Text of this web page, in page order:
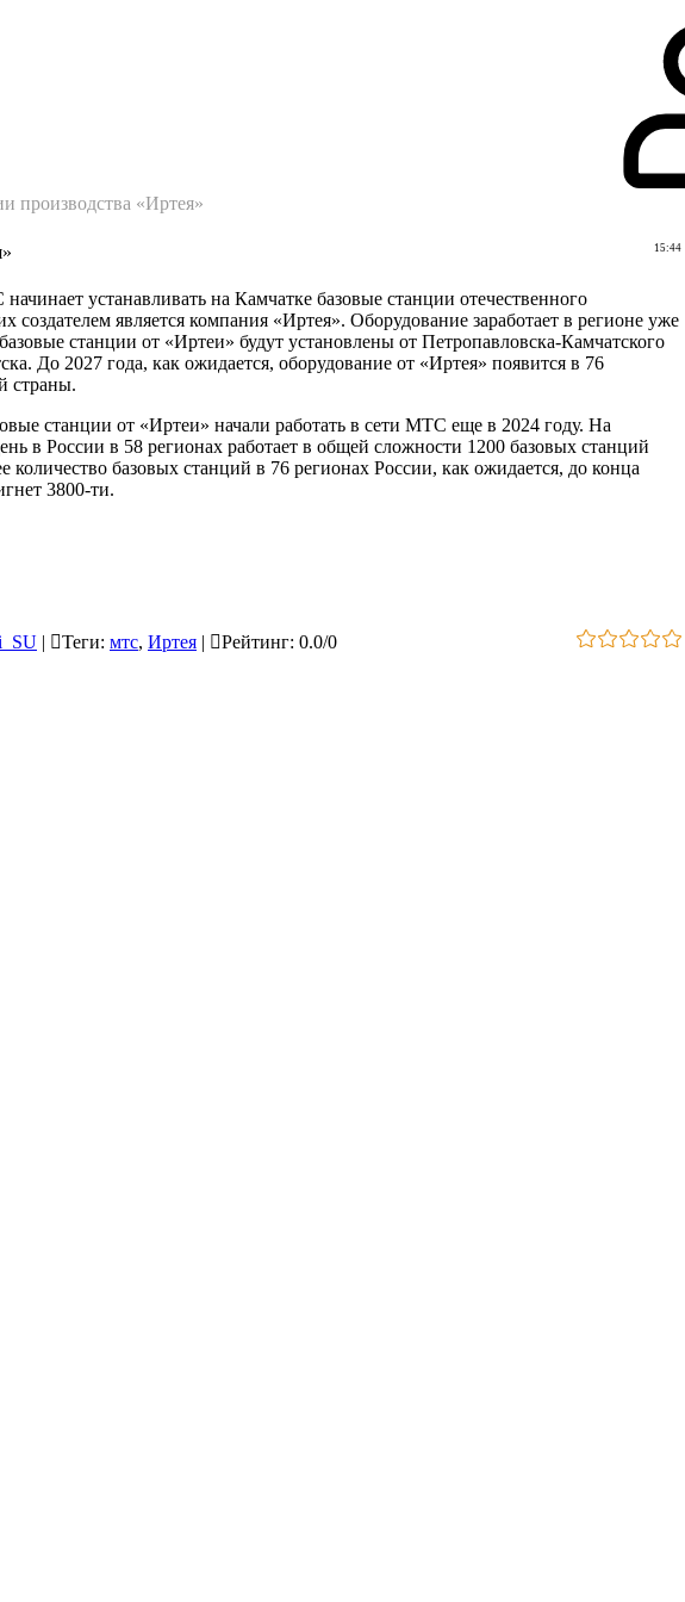
производства «Иртея»
15:44
устанавливать на Камчатке базовые станции отечественного
создателем является компания «Иртея». Оборудование заработает в регионе уже
станции от «Иртеи» будут установлены от Петропавловска-Камчатского
До 2027 года, как ожидается, оборудование от «Иртея» появится в 76
страны.
станции от «Иртеи» начали работать в сети МТС еще в 2024 году. На
в России в 58 регионах работает в общей сложности 1200 базовых станций
количество базовых станций в 76 регионах России, как ожидается, до конца
3800-ти.
| Теги: мтс, Иртея | Рейтинг: 0.0/0